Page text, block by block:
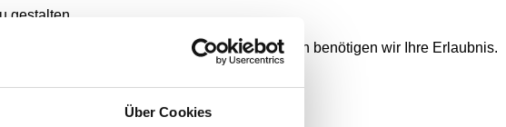
Über Cookies
gestalten.
sind. Für alle anderen Cookie-Typen benötigen wir Ihre Erlaubnis.
unseren Seiten erscheinen.